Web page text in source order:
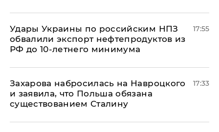
Удары Украины по российским НПЗ
обвалили экспорт нефтепродуктов из
РФ до 10-летнего минимума
17:55
​Захарова набросилась на Навроцкого
и заявила, что Польша обязана
существованием Сталину
17:33